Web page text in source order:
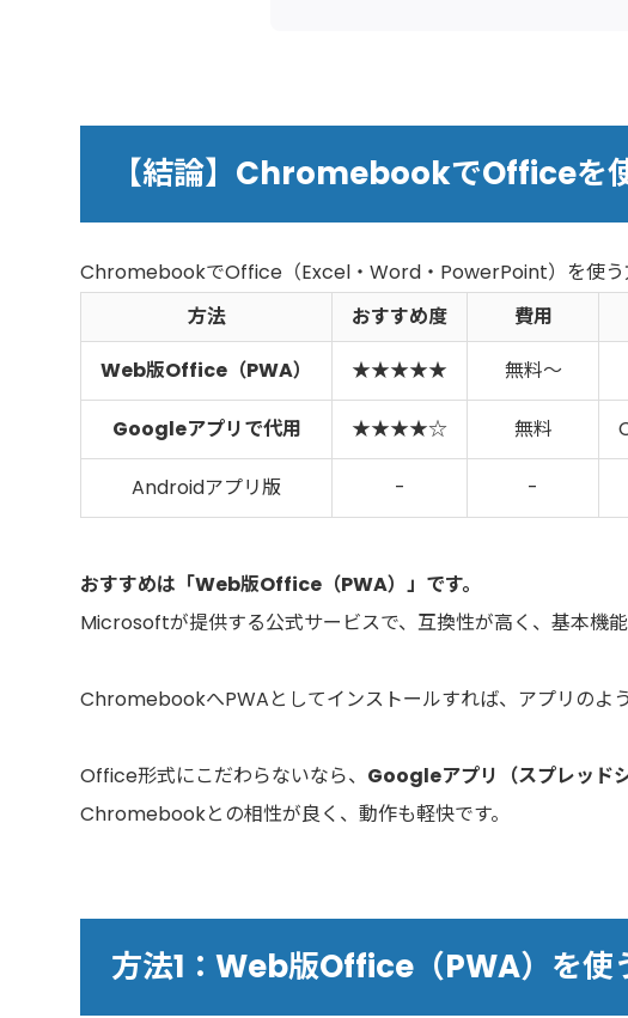
【結論】ChromebookでOfficeを
ChromebookでOffice（Excel・Word・PowerPoint）を使う
方法
おすすめ度 費用
Web版Office（PWA）
★★★★★ 無料〜
Googleアプリで代用 ★★★★☆ 無料
Androidアプリ版 - -
おすすめは「Web版Office（PWA）」です。
Microsoftが提供する公式サービスで、互換性が高く、基本機能
ChromebookへPWAとしてインストールすれば、アプリのよう
Office形式にこだわらないなら、 Googleアプリ（スプレッドシ
Chromebookとの相性が良く、動作も軽快です。
方法1：Web版Office（PWA）を使